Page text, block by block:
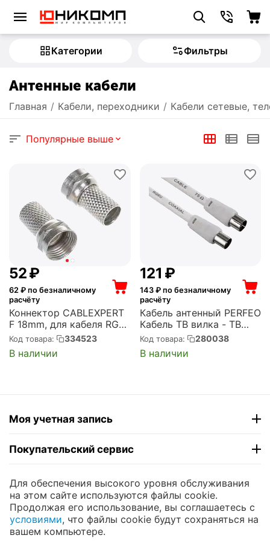
Категории Фильтры
Антенные кабели
Главная / Кабели, переходники / Кабели сетевые,
Популярные выше
‍52‍₽
62 ₽ по безналичному
расчёту
Коннектор CABLEXPERT
F 18mm, для кабеля RG6,
5шт (SPL6-01)
Код товара: 334523
В наличии
‍121‍ ₽
143₽ по безналичному
расчёту
Кабель антенный PERFEO
Кабель ТВ вилка - ТВ
розетка, длина 2 м.
(T5002)
Код товара: 280038
В наличии
Моя учетная запись
Покупательский сервис
Контакты
© 2004 - 2026 ЮНИКОМП. На базе CS-Cartи
премиум темы —© AB: UniTheme2
Для обеспечения высокого уровня обслуживания
на этом сайте используются файлы cookie.
Продолжая его использование, вы соглашаетесь с
условиями, что файлы cookie будут сохраняться на
вашем компьютере.